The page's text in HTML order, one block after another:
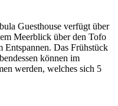
Guesthouse verfügt über
Meerblick über den Tofo
Entspannen. Das Frühstück
können im
werden, welches sich 5